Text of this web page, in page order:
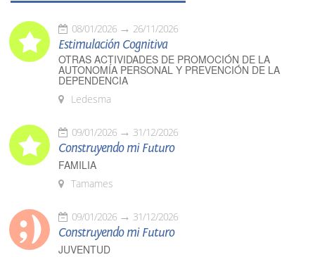
08/01/2026 26/11/2026
Estimulación Cognitiva
OTRAS ACTIVIDADES DE PROMOCIÓN DE LA
AUTONOMÍA PERSONAL Y PREVENCIÓN DE LA
DEPENDENCIA
Ledesma
09/01/2026 31/12/2026
Construyendo mi Futuro
FAMILIA
Tamames
09/01/2026 31/12/2026
Construyendo mi Futuro
JUVENTUD